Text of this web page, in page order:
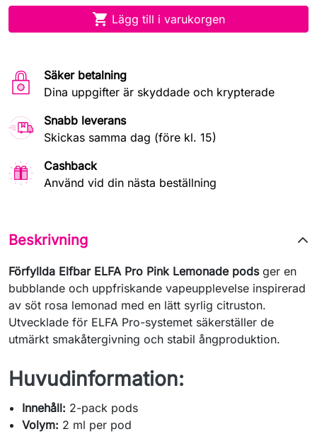
 Lägg till i varukorgen
Säker betalning
Dina uppgifter är skyddade och krypterade
Snabb leverans
Skickas samma dag (före kl. 15)
Cashback
Använd vid din nästa beställning
Beskrivning
Förfyllda Elfbar ELFA Pro Pink Lemonade podsger en
bubblande och uppfriskande vapeupplevelse inspirerad
av söt rosa lemonad med en lätt syrlig citruston.
Utvecklade för ELFA Pro-systemet säkerställer de
utmärkt smakåtergivning och stabil ångproduktion.
Huvudinformation:
Innehåll: 2-pack pods
Volym: 2 ml per pod